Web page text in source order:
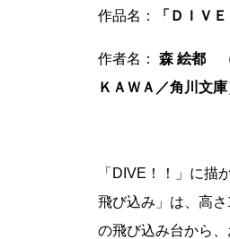
作品名： 「ＤＩＶＥ
作者名：
森 絵都
ＫＡＷＡ／角川文庫
「DIVE！！」に描
飛び込み」は、高
の飛び込み台から